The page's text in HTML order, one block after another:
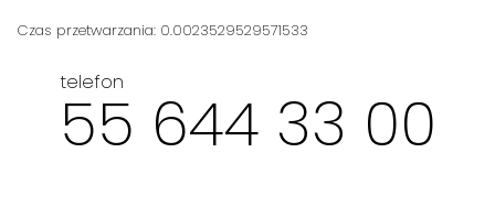
Czas przetwarzania: 0.0023529529571533
telefon
55 644 33 00